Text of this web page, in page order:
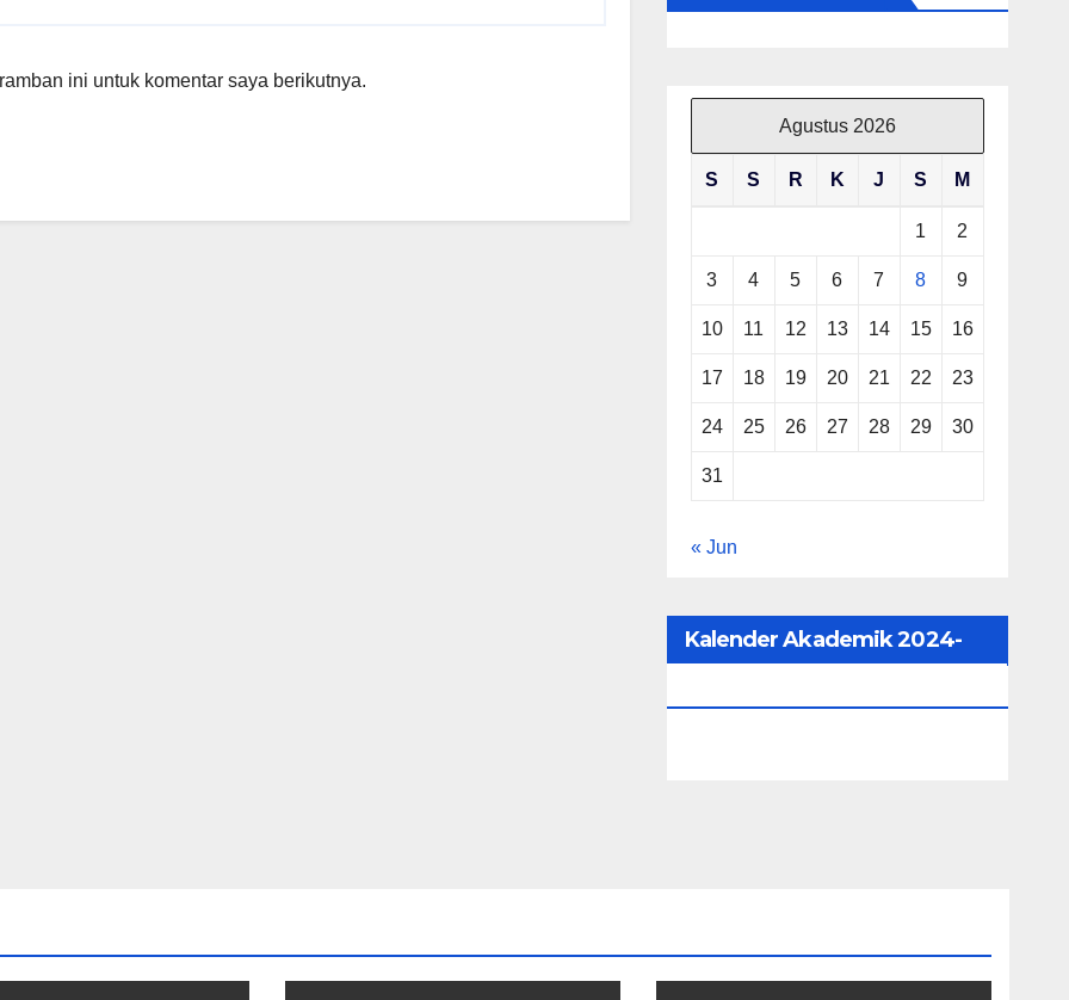
ini untuk komentar saya berikutnya.
Agustus 2026
S S R K J S M
1 2
3 4 5 6 7 8 9
10 11 12 13 14 15 16
17 18 19 20 21 22 23
24 25 26 27 28 29 30
31
« Jun
Kalender Akademik 2024-